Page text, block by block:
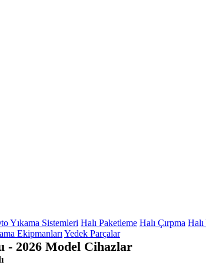
Yıkama Sistemleri Halı Paketleme Halı Çırpma
Ekipmanları Yedek Parçalar
- 2026 Model Cihazlar